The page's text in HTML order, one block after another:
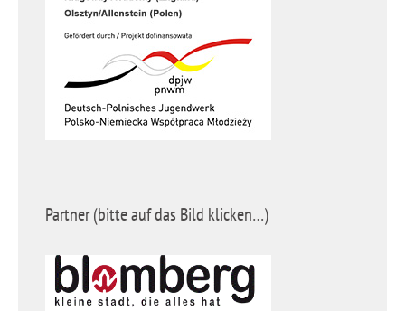
Partner (bitte auf das Bild klicken…)